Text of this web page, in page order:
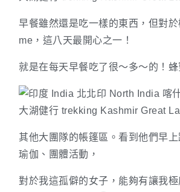
早餐雖然還是吃一樣的東西，但對
me，這八天最開心之一！
就是在每天早餐吃了很～多～的！
其他大團隊的帳篷區。看到他們早
瑜伽、團體活動，
對於我這孤僻的女子，能夠有讓我